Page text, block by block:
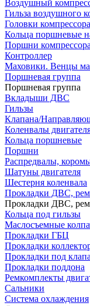
Воздушный
Гильза воздушного
Головки компрессора
Кольца поршневые
Поршни компрессора
Контроллер
Маховики. Венцы
Поршневая группа
Поршневая группа
Вкладыши ДВС
Гильзы
Клапана/
Коленвалы
Кольца поршневые
Поршни
Распредвалы,
Шатуны двигателя
Шестерня коленвала
Прокладки ДВС,
Прокладки ДВС,
Кольца под гильзы
Маслосъемные
Прокладки ГБЦ
Прокладки
Прокладки под
Прокладки поддона
Ремкомплекты
Сальники
Система охлаждения